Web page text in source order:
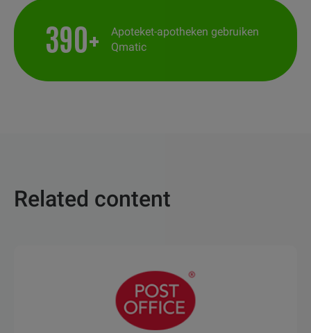
390+
Apoteket-apotheken gebruiken
Qmatic
Related content